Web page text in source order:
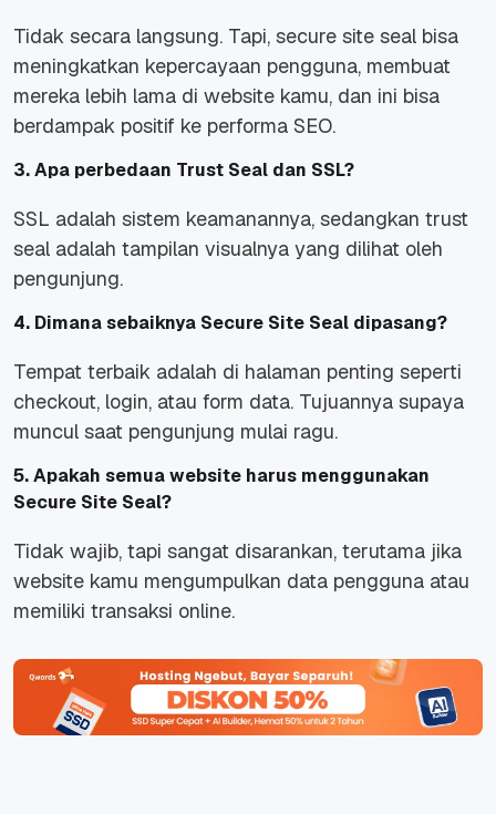
Tidak secara langsung. Tapi, secure site seal bisa
meningkatkan kepercayaan pengguna, membuat
mereka lebih lama di website kamu, dan ini bisa
berdampak positif ke performa SEO.
3. Apa perbedaan Trust Seal dan SSL?
SSL adalah sistem keamanannya, sedangkan trust
seal adalah tampilan visualnya yang dilihat oleh
pengunjung.
4. Dimana sebaiknya Secure Site Seal dipasang?
Tempat terbaik adalah di halaman penting seperti
checkout, login, atau form data. Tujuannya supaya
muncul saat pengunjung mulai ragu.
5. Apakah semua website harus menggunakan
Secure Site Seal?
Tidak wajib, tapi sangat disarankan, terutama jika
website kamu mengumpulkan data pengguna atau
memiliki transaksi online.